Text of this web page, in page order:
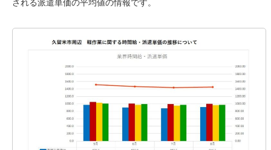
される派遣単価の平均値の情報です。